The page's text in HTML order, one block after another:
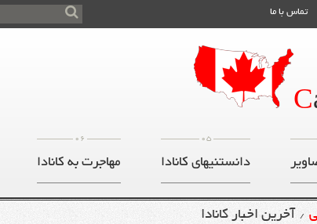
تماس با ما
C
06
مهاجرت به کانادا
05
دانستنیهای کانادا
/ آخرین اخبار کانادا